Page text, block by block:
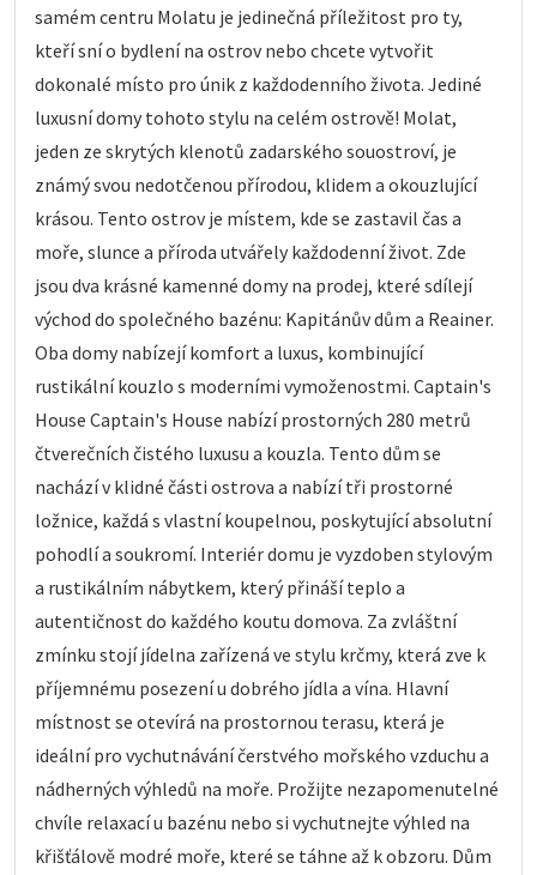
samém centru Molatu je jedinečná příležitost pro ty,
kteří sní o bydlení na ostrov nebo chcete vytvořit
dokonalé místo pro únik z každodenního života. Jediné
luxusní domy tohoto stylu na celém ostrově! Molat,
jeden ze skrytých klenotů zadarského souostroví, je
známý svou nedotčenou přírodou, klidem a okouzlující
krásou. Tento ostrov je místem, kde se zastavil čas a
moře, slunce a příroda utvářely každodenní život. Zde
jsou dva krásné kamenné domy na prodej, které sdílejí
východ do společného bazénu: Kapitánův dům a Reainer.
Oba domy nabízejí komfort a luxus, kombinující
rustikální kouzlo s moderními vymoženostmi. Captain's
House Captain's House nabízí prostorných 280 metrů
čtverečních čistého luxusu a kouzla. Tento dům se
nachází v klidné části ostrova a nabízí tři prostorné
ložnice, každá s vlastní koupelnou, poskytující absolutní
pohodlí a soukromí. Interiér domu je vyzdoben stylovým
a rustikálním nábytkem, který přináší teplo a
autentičnost do každého koutu domova. Za zvláštní
zmínku stojí jídelna zařízená ve stylu krčmy, která zve k
příjemnému posezení u dobrého jídla a vína. Hlavní
místnost se otevírá na prostornou terasu, která je
ideální pro vychutnávání čerstvého mořského vzduchu a
nádherných výhledů na moře. Prožijte nezapomenutelné
chvíle relaxací u bazénu nebo si vychutnejte výhled na
křišťálově modré moře, které se táhne až k obzoru. Dům